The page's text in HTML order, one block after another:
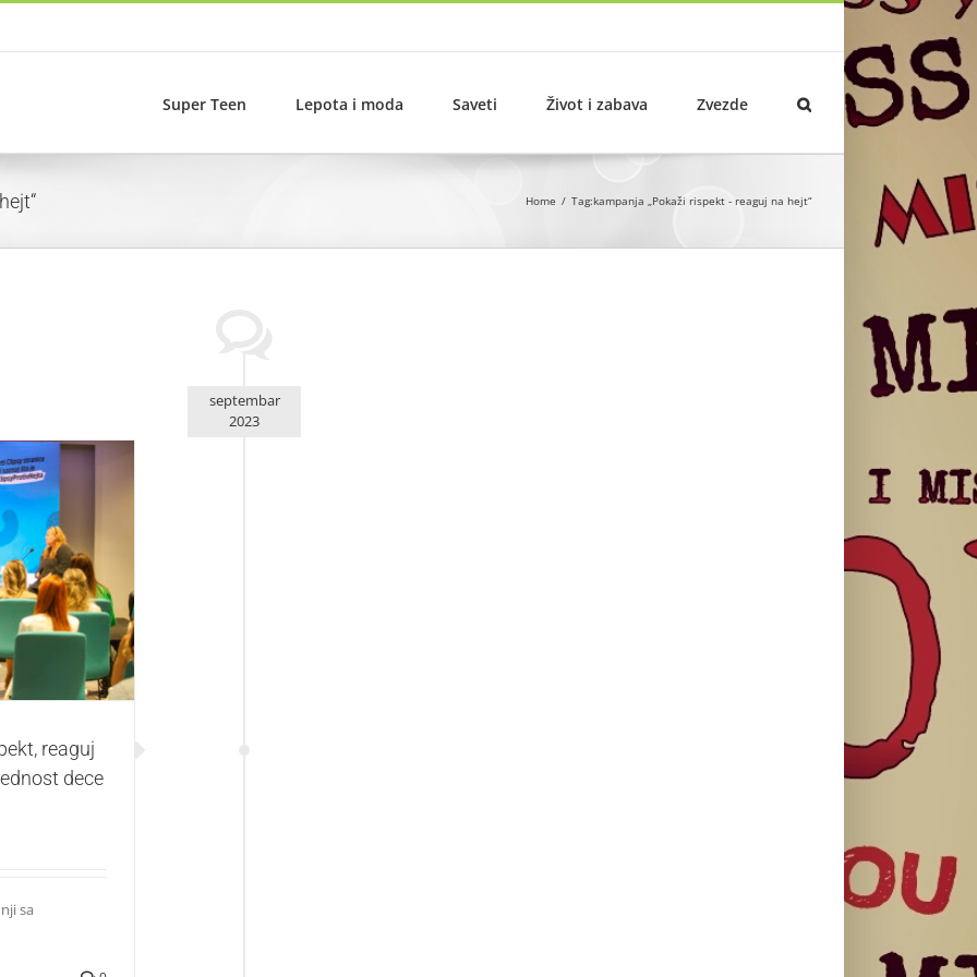
Super Teen Lepota i moda Saveti Život i zabava Zvezde
Home Tag:kampanja „Pokaži rispekt - reaguj na hejt“
septembar
2023
hejt” za veću
reaguj
dece
sa